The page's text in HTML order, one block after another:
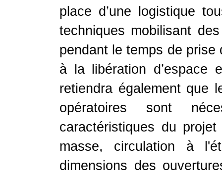
place d’une logistique
techniques mobilisant
pendant le temps de
à la libération d’espace
retiendra également que
opératoires sont
caractéristiques du
masse, circulation à
dimensions des